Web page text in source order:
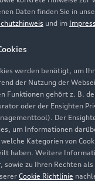
Daten finden Sie in
und im
werden benötigt, um
der Nutzung der
Funktionen gehört z. B.
oder der Ensighten
Der
um Informationen
Kategorien von
haben. Weitere
sowie zu Ihren Rechten
Cookie Richtlinie